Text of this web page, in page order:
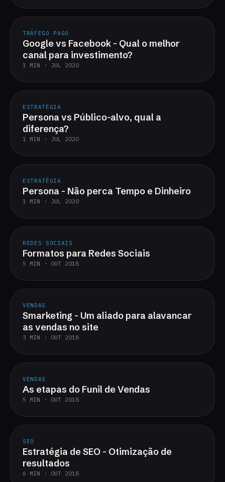
TRÁFEGO PAGO
Google vs Facebook - Qual o melhor
canal para investimento?
1 MIN · JUL 2020
ESTRATÉGIA
Persona vs Público-alvo, qual a
diferença?
1 MIN · JUL 2020
ESTRATÉGIA
Persona - Não perca Tempo e Dinheiro
1 MIN · JUL 2020
REDES SOCIAIS
Formatos para Redes Sociais
5 MIN · OUT 2018
VENDAS
Smarketing - Um aliado para alavancar
as vendas no site
3 MIN · OUT 2018
VENDAS
As etapas do Funil de Vendas
5 MIN · OUT 2018
SEO
Estratégia de SEO - Otimização de
resultados
6 MIN · OUT 2018